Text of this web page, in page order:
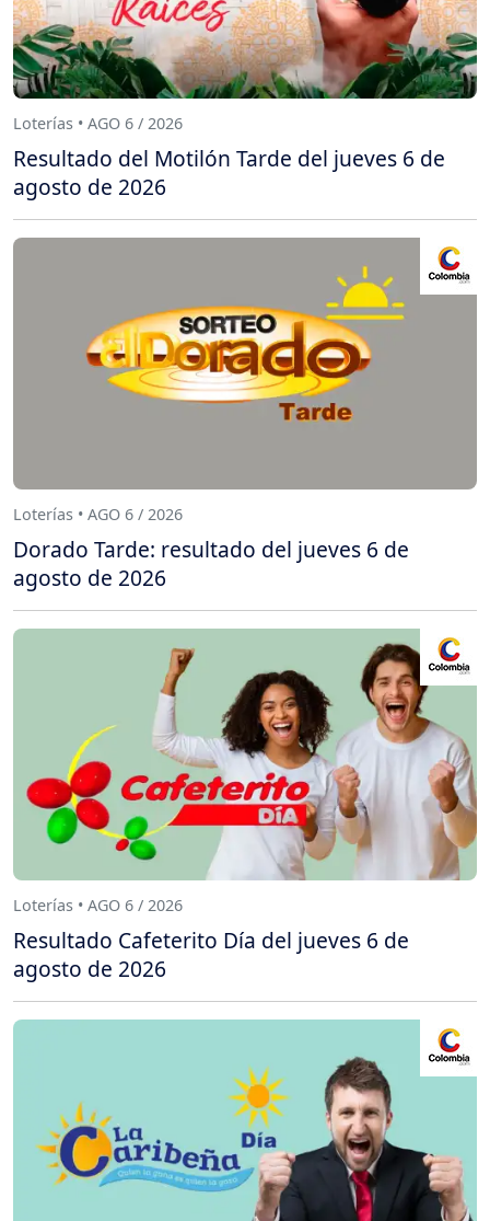
Loterías • AGO 6 / 2026
Resultado del Motilón Tarde del jueves 6 de
agosto de 2026
Loterías • AGO 6 / 2026
Dorado Tarde: resultado del jueves 6 de
agosto de 2026
Loterías • AGO 6 / 2026
Resultado Cafeterito Día del jueves 6 de
agosto de 2026